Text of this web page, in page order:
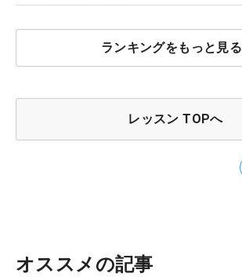
減するワケ
ランキングをもっと見る
レッスン TOPへ
オススメの記事